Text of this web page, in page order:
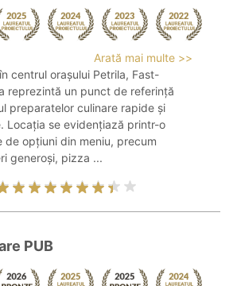
Arată mai multe >>
centrul orașului Petrila, Fast-
reprezintă un punct de referință
preparatelor culinare rapide și
Locația se evidențiază printr-o
de opțiuni din meniu, precum
generoși, pizza ...
PUB